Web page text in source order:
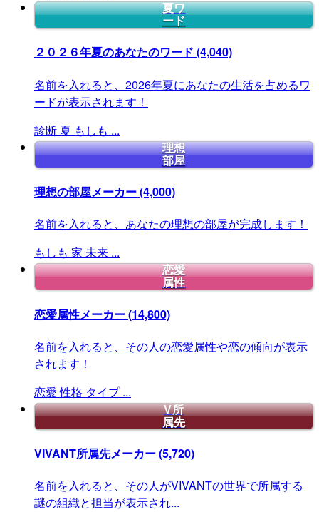
夏ワ
ード
２０２６年夏のあなたのワード (4,040)
名前を入れると、2026年夏にあなたの生活を占めるワ
ードが表示されます！
診断 夏 もしも ...
理想
部屋
理想の部屋メーカー(4,000)
名前を入れると、あなたの理想の部屋が完成します！
もしも 家 未来 ...
恋愛
属性
恋愛属性メーカー(14,800)
名前を入れると、その人の恋愛属性や恋の傾向が表示
されます！
恋愛 性格 タイプ ...
V所
属先
VIVANT所属先メーカー(5,720)
名前を入れると、その人がVIVANTの世界で所属する
謎の組織と担当が表示され...